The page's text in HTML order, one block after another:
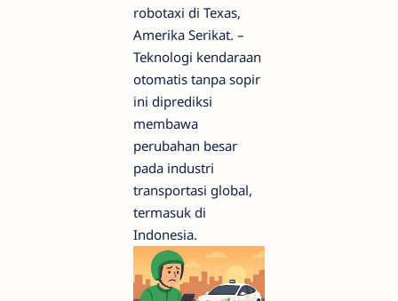
robotaxi di Texas,
Amerika Serikat. –
Teknologi kendaraan
otomatis tanpa sopir
ini diprediksi
membawa
perubahan besar
pada industri
transportasi global,
termasuk di
Indonesia.